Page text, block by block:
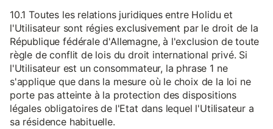
10.1 Toutes les relations juridiques entre Holidu et
l'Utilisateur sont régies exclusivement par le droit de la
République fédérale d'Allemagne, à l'exclusion de toute
règle de conflit de lois du droit international privé. Si
l'Utilisateur est un consommateur, la phrase 1 ne
s'applique que dans la mesure où le choix de la loi ne
porte pas atteinte à la protection des dispositions
légales obligatoires de l'Etat dans lequel l'Utilisateur a
sa résidence habituelle.